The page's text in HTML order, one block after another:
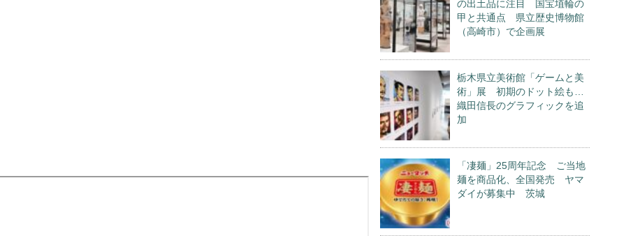
の出土品に注目 国宝埴輪の
甲と共通点 県立歴史博物館
（高崎市）で企画展
栃木県立美術館「ゲームと美
術」展 初期のドット絵も…
織田信長のグラフィックを追
加
「凄麺」25周年記念 ご当地
麺を商品化、全国発売 ヤマ
ダイが募集中 茨城